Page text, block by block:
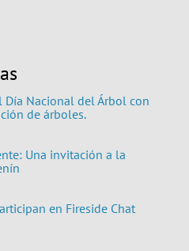
Nacional del Árbol con
de árboles.
Una invitación a la
en Fireside Chat